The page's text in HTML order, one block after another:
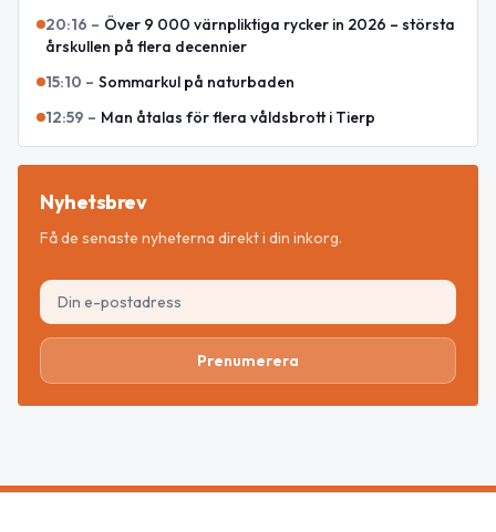
20:16 – Över 9 000 värnpliktiga rycker in 2026 – största
årskullen på flera decennier
15:10 – Sommarkul på naturbaden
12:59 – Man åtalas för flera våldsbrott i Tierp
Nyhetsbrev
Få de senaste nyheterna direkt i din inkorg.
Prenumerera